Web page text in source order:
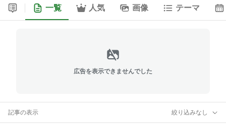
一覧 人気 画像 テーマ
広告を表示できませんでした
記事の表示 絞り込みなし